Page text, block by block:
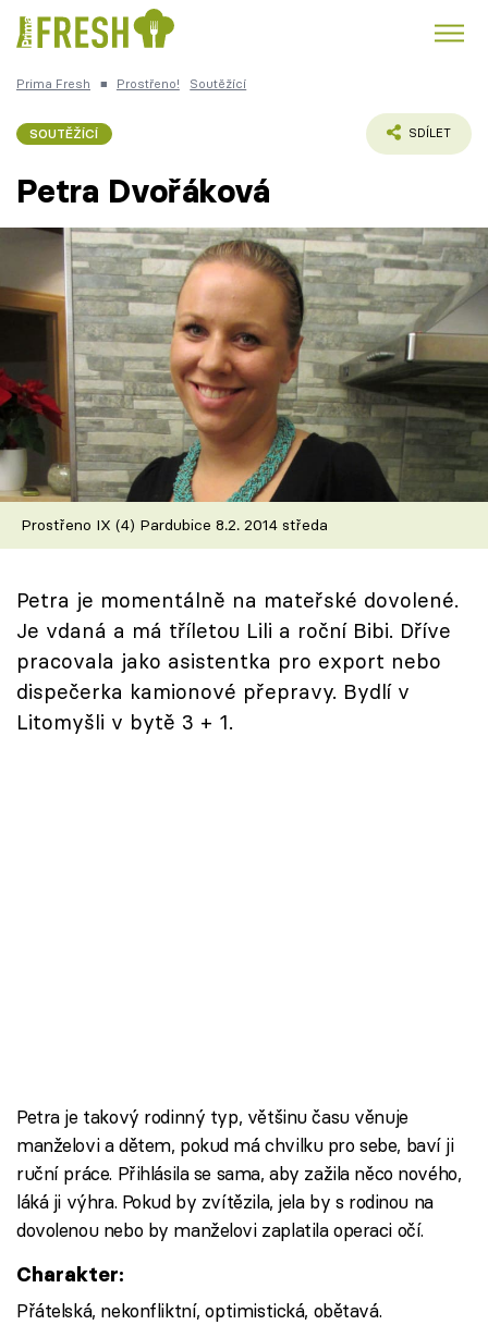
Česká kuchyně
Témata
Recepty
Články
TV Program
Škola vaření
Speciál: Cuketa
Těhotnej kuchař
Sledujte prima+
Prima Fresh ■ Prostřeno! Soutěžící
SOUTĚŽÍCÍ SDÍLET
Petra Dvořáková
Prostřeno IX (4) Pardubice 8.2. 2014 středa
Petra je momentálně na mateřské dovolené.
Je vdaná a má tříletou Lili a roční Bibi. Dříve
pracovala jako asistentka pro export nebo
dispečerka kamionové přepravy. Bydlí v
Litomyšli v bytě 3 + 1.
Petra je takový rodinný typ, většinu času věnuje
manželovi a dětem, pokud má chvilku pro sebe, baví ji
ruční práce. Přihlásila se sama, aby zažila něco nového,
láká ji výhra. Pokud by zvítězila, jela by s rodinou na
dovolenou nebo by manželovi zaplatila operaci očí.
Charakter:
Přátelská, nekonfliktní, optimistická, obětavá.